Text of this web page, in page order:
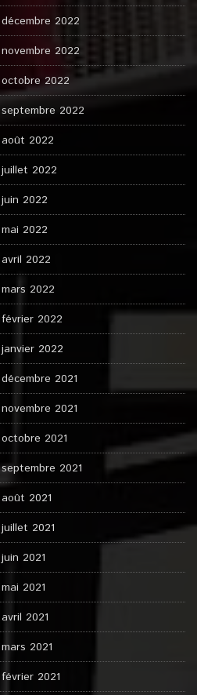
décembre 2022
novembre 2022
octobre 2022
septembre 2022
août 2022
juillet 2022
juin 2022
mai 2022
avril 2022
mars 2022
février 2022
janvier 2022
décembre 2021
novembre 2021
octobre 2021
septembre 2021
août 2021
juillet 2021
juin 2021
mai 2021
avril 2021
mars 2021
février 2021